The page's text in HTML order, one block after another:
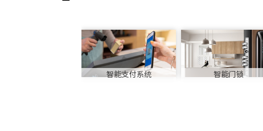
智能支付系统 智能门锁